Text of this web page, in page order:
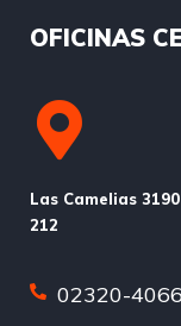
OFICINAS
Las Camelias
212
02320-